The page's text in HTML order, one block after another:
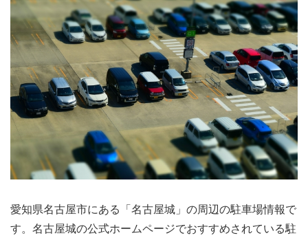
愛知県名古屋市にある「名古屋城」の周辺の駐車場情報で
す。名古屋城の公式ホームページでおすすめされている駐